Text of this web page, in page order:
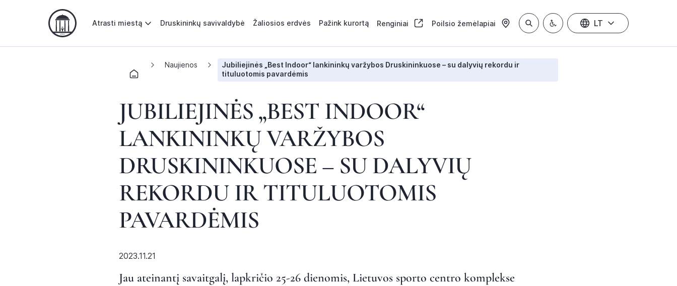
Atrasti miestą Druskininkų savivaldybė Žaliosios erdvės Pažink kurortą Renginiai Poilsio žemėlapiai LT
Naujienos
Jubiliejinės „Best Indoor“ lankininkų varžybos Druskininkuose – su dalyvių rekordu ir
tituluotomis pavardėmis
JUBILIEJINĖS „BEST INDOOR“
LANKININKŲ VARŽYBOS
DRUSKININKUOSE – SU DALYVIŲ
REKORDU IR TITULUOTOMIS
PAVARDĖMIS
2023.11.21
Jau ateinantį savaitgalį, lapkričio 25-26 dienomis, Lietuvos sporto centro komplekse